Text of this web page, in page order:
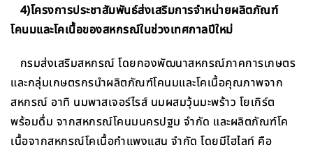
4)โครงการประชาสัมพันธ์ส่งเสริมการจำหน่ายผลิตภัณฑ์
โคนมและโคเนื้อของสหกรณ์ในช่วงเทศกาลปีใหม่
กรมส่งเสริมสหกรณ์ โดยกองพัฒนาสหกรณ์ภาคการเกษตร
และกลุ่มเกษตรกรนำผลิตภัณฑ์โคนมและโคเนื้อคุณภาพจาก
สหกรณ์ อาทิ นมพาสเจอร์ไรส์ นมผสมวุ้นมะพร้าว โยเกิร์ต
พร้อมดื่ม จากสหกรณ์โคนมนครปฐม จำกัด และผลิตภัณฑ์โค
เนื้อจากสหกรณ์โคเนื้อกำแพงแสน จำกัด โดยมีไฮไลท์ คือ